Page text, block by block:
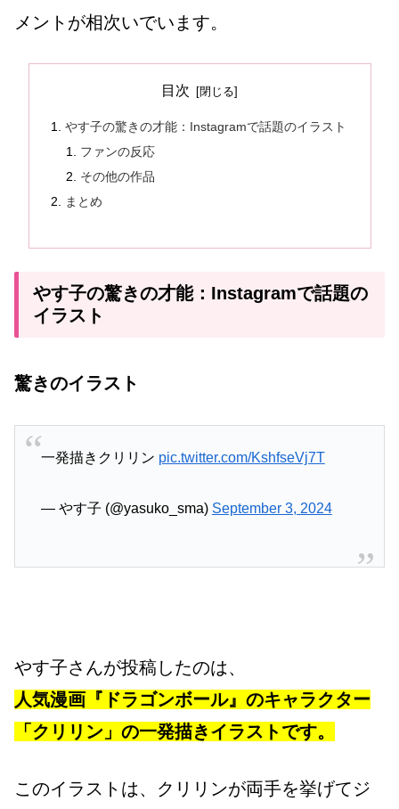
メントが相次いでいます。
目次
やす子の驚きの才能：Instagramで話題のイラスト
ファンの反応
その他の作品
まとめ
やす子の驚きの才能：Instagramで話題の
イラスト
驚きのイラスト
一発描きクリリン pic.twitter.com/KshfseVj7T
— やす子 (@yasuko_sma) September 3, 2024
やす子さんが投稿したのは、
人気漫画『ドラゴンボール』のキャラクター
「クリリン」の一発描きイラストです。
このイラストは、クリリンが両手を挙げてジ